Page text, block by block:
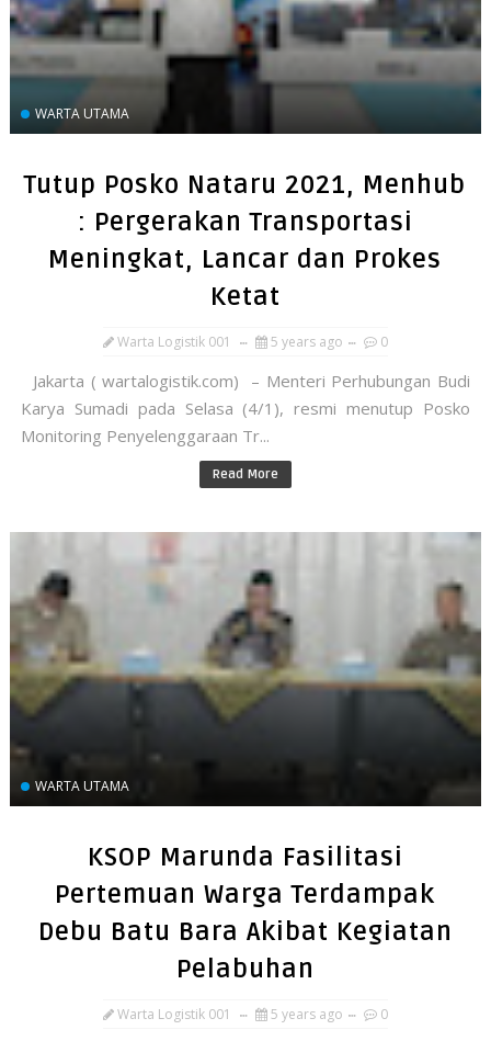
WARTA UTAMA
Tutup Posko Nataru 2021, Menhub
: Pergerakan Transportasi
Meningkat, Lancar dan Prokes
Ketat
Warta Logistik 001 5 years ago 0
Jakarta ( wartalogistik.com) – Menteri Perhubungan Budi
Karya Sumadi pada Selasa (4/1), resmi menutup Posko
Monitoring Penyelenggaraan Tr...
Read More
WARTA UTAMA
KSOP Marunda Fasilitasi
Pertemuan Warga Terdampak
Debu Batu Bara Akibat Kegiatan
Pelabuhan
Warta Logistik 001 5 years ago 0